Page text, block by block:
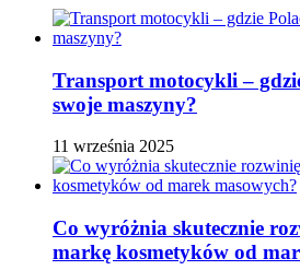
Transport motocykli –
swoje maszyny?
11 września 2025
Co wyróżnia skutecznie
markę kosmetyków od